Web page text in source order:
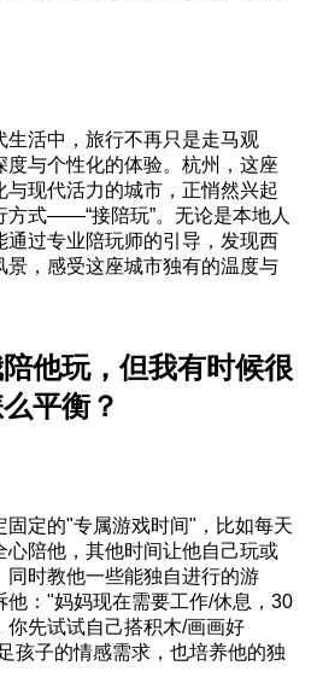
生活中，旅行不再只是走马观
度与个性化的体验。杭州，这座
与现代活力的城市，正悄然兴起
方式——“接陪玩”。无论是本地人
通过专业陪玩师的引导，发现西
景，感受这座城市独有的温度与
他玩，但我有时候很
平衡？
固定的"专属游戏时间"，比如每天
心陪他，其他时间让他自己玩或
同时教他一些能独自进行的游
他："妈妈现在需要工作/休息，30
你先试试自己搭积木/画画好
孩子的情感需求，也培养他的独